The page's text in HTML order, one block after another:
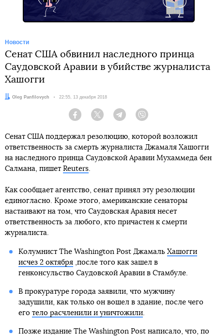
Новости
Сенат США обвинил наследного принца
Саудовской Аравии в убийстве журналиста
Хашогги
Автор:
Oleg Panfilovych Дата:
22:55, 13 декабря 2018
Facebook Twitter Telegram
Сенат США поддержал резолюцию, которой возложил
ответственность за смерть журналиста Джамаля Хашогги
на наследного принца Саудовской Аравии Мухаммеда бен
Салмана, пишет Reuters.
Как сообщает агентство, сенат принял эту резолюции
единогласно. Кроме этого, американские сенаторы
настаивают на том, что Саудовская Аравия несет
ответственность за любого, кто причастен к смерти
журналиста.
Колумнист The Washington Post Джамаль Хашогги
исчез 2 октября,после того как зашел в
генконсульство Саудовской Аравии в Стамбуле.
В прокуратуре города заявили, что мужчину
задушили, как только он вошел в здание, после чего
его тело расчленили и уничтожили.
Позже издание The Washington Post написало, что, по